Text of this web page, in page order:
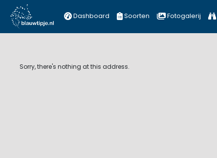
Dashboard Soorten Fotogalerij
Sorry, there's nothing at this address.